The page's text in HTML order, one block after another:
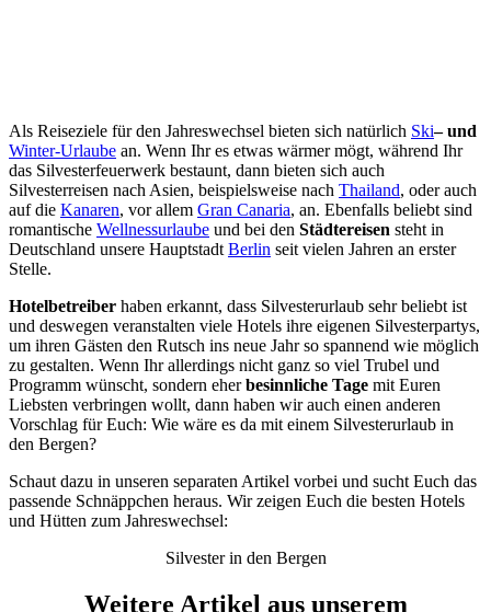
Als Reiseziele für den Jahreswechsel bieten sich natürlich Ski– und
Winter-Urlaube an. Wenn Ihr es etwas wärmer mögt, während Ihr
das Silvesterfeuerwerk bestaunt, dann bieten sich auch
Silvesterreisen nach Asien, beispielsweise nach Thailand, oder auch
auf die Kanaren, vor allem Gran Canaria, an. Ebenfalls beliebt sind
romantische Wellnessurlaube und bei den Städtereisen steht in
Deutschland unsere Hauptstadt Berlin seit vielen Jahren an erster
Stelle.
Hotelbetreiber haben erkannt, dass Silvesterurlaub sehr beliebt ist
und deswegen veranstalten viele Hotels ihre eigenen Silvesterpartys,
um ihren Gästen den Rutsch ins neue Jahr so spannend wie möglich
zu gestalten. Wenn Ihr allerdings nicht ganz so viel Trubel und
Programm wünscht, sondern eherbesinnliche Tage mit Euren
Liebsten verbringen wollt, dann haben wir auch einen anderen
Vorschlag für Euch: Wie wäre es da mit einem Silvesterurlaub in
den Bergen?
Schaut dazu in unseren separaten Artikel vorbei und sucht Euch das
passende Schnäppchen heraus. Wir zeigen Euch die besten Hotels
und Hütten zum Jahreswechsel:
Silvester in den Bergen
Weitere Artikel aus unserem